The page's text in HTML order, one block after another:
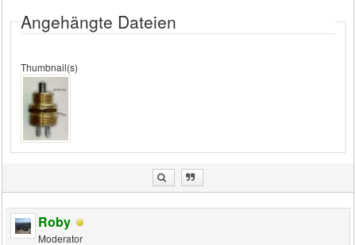
Angehängte Dateien
Thumbnail(s)
Roby
Moderator